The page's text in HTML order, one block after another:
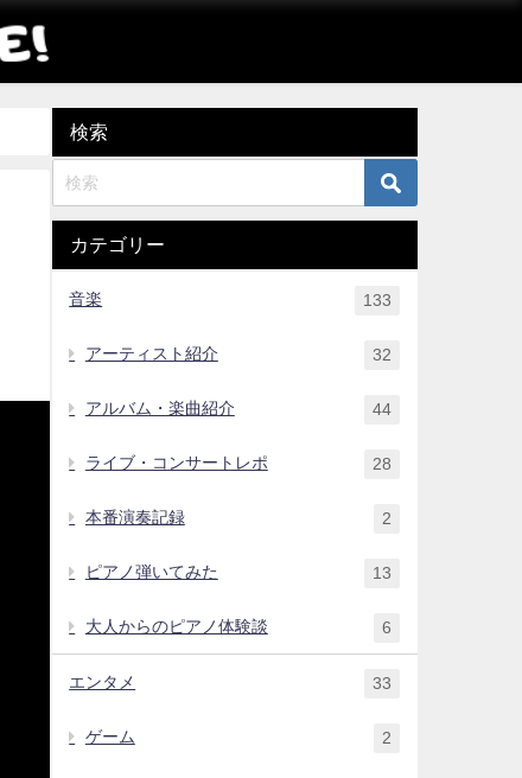
検索
カテゴリー
音楽 133
アーティスト紹介 32
アルバム・楽曲紹介 44
ライブ・コンサートレポ 28
本番演奏記録 2
ピアノ弾いてみた 13
大人からのピアノ体験談 6
エンタメ 33
ゲーム 2